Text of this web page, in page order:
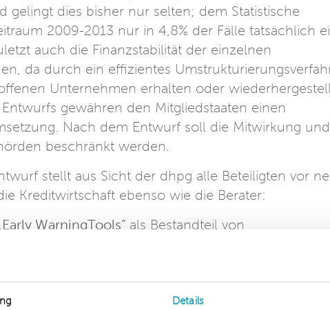
Details
gelingt dies bisher nur selten; dem Statistische
2009-2013 nur in 4,8% der Fälle tatsächlich
auch die Finanzstabilität der einzelnen
da durch ein effizientes
Unternehmen erhalten oder
gewähren den Mitgliedstaaten einen
Nach dem Entwurf soll die Mitwirkung und
beschränkt werden.
stellt aus Sicht der dhpg alle Beteiligten vor
Kreditwirtschaft ebenso wie die Berater:
„Early WarningTools“ als Bestandteil von
und Überwachungspflichten für Unternehmen
erhöhen.
dass
im vorinsolvenzlichen